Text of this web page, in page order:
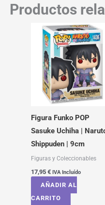
Productos
Figura Funko POP
Sasuke Uchiha |
Shippuden | 9cm
Figuras y Coleccionables
17,95 € IVA Incluído
AÑADIR AL
CARRITO